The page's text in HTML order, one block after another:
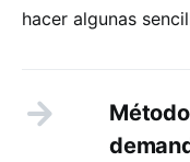
hacer algunas